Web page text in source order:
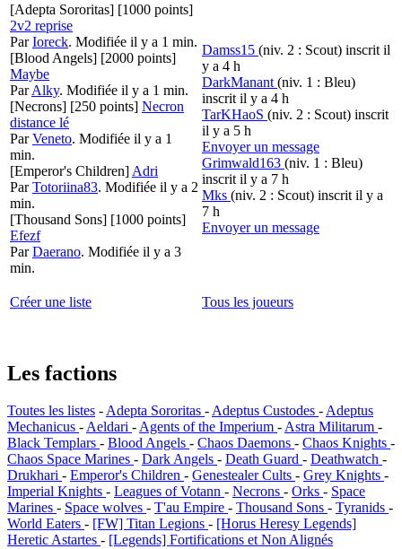
[Adepta Sororitas] [1000 points]
2v2 reprise
ParIoreck. Modifiée il y a 1 min.
[Blood Angels] [2000 points]
Maybe
ParAlky. Modifiée il y a 1 min.
[Necrons] [250 points] Necron
distance lé
ParVeneto. Modifiée il y a 1
min.
[Emperor's Children] Adri
ParTotoriina83. Modifiée il y a 2
min.
[Thousand Sons] [1000 points]
Efezf
ParDaerano. Modifiée il y a 3
min.
Damss15 (niv. 2 : Scout) inscrit il
y a 4 h
DarkManant (niv. 1 : Bleu)
inscrit il y a 4 h
TarKHaoS (niv. 2 : Scout) inscrit
il y a 5 h
Envoyer un message
Grimwald163 (niv. 1 : Bleu)
inscrit il y a 7 h
Mks (niv. 2 : Scout) inscrit il y a
7 h
Envoyer un message
Créer une liste Tous les joueurs
Les factions
Toutes les listes -Adepta Sororitas -Adeptus Custodes -Adeptus
Mechanicus -Aeldari -Agents of the Imperium -Astra Militarum -
Black Templars - Blood Angels - Chaos Daemons - Chaos Knights -
Chaos Space Marines - Dark Angels - Death Guard - Deathwatch -
Drukhari - Emperor's Children - Genestealer Cults - Grey Knights -
Imperial Knights - Leagues of Votann - Necrons - Orks - Space
Marines - Space wolves - T'au Empire - Thousand Sons - Tyranids -
World Eaters - [FW] Titan Legions - [Horus Heresy Legends]
Heretic Astartes - [Legends] Fortifications et Non Alignés